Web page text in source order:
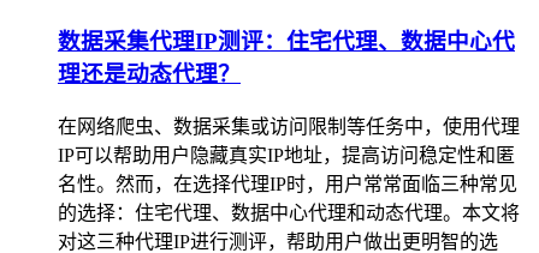
数据采集代理IP测评：住宅代理、数据中心代
理还是动态代理？
在网络爬虫、数据采集或访问限制等任务中，使用代理
IP可以帮助用户隐藏真实IP地址，提高访问稳定性和匿
名性。然而，在选择代理IP时，用户常常面临三种常见
的选择：住宅代理、数据中心代理和动态代理。本文将
对这三种代理IP进行测评，帮助用户做出更明智的选